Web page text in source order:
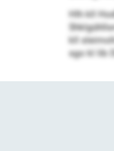
Hlh kll
kll
sgo kl lib